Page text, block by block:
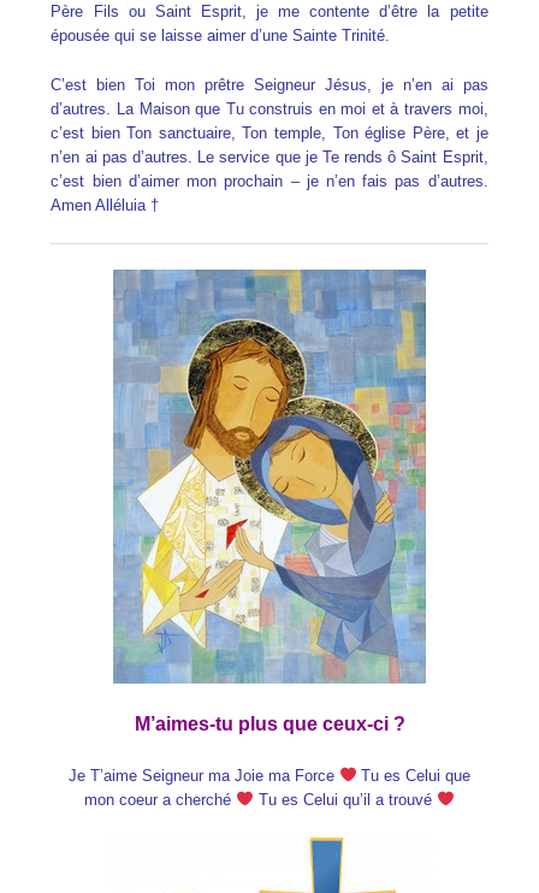
Père Fils ou Saint Esprit, je me contente d’être la petite
épousée qui se laisse aimer d’une Sainte Trinité.
C’est bien Toi mon prêtre Seigneur Jésus, je n’en ai pas
d’autres. La Maison que Tu construis en moi et à travers moi,
c’est bien Ton sanctuaire, Ton temple, Ton église Père, et je
n’en ai pas d’autres. Le service que je Te rends ô Saint Esprit,
c’est bien d’aimer mon prochain – je n’en fais pas d’autres.
Amen Alléluia †
M’aimes-tu plus que ceux-ci ?
Je T’aime Seigneur ma Joie ma Force
Tu es Celui que
mon coeur a cherché
Tu es Celui qu’il a trouvé